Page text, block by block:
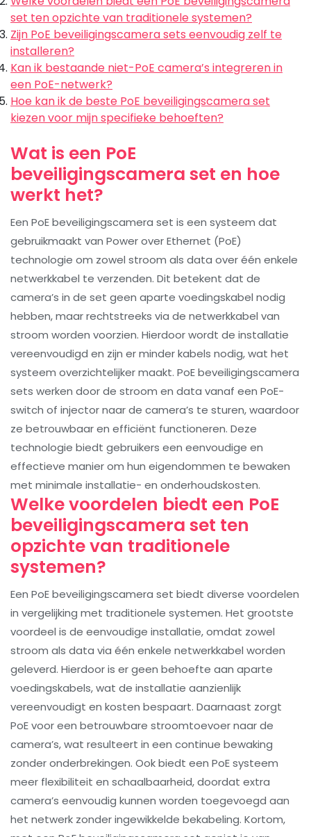
set ten opzichte van traditionele systemen?
Zijn PoE beveiligingscamera sets eenvoudig zelf te
installeren?
Kan ik bestaande niet-PoE camera’s integreren in
een PoE-netwerk?
Hoe kan ik de beste PoE beveiligingscamera set
kiezen voor mijn specifieke behoeften?
Wat is een PoE
beveiligingscamera set en hoe
werkt het?
Een PoE beveiligingscamera set is een systeem dat
gebruikmaakt van Power over Ethernet (PoE)
technologie om zowel stroom als data over één enkele
netwerkkabel te verzenden. Dit betekent dat de
camera’s in de set geen aparte voedingskabel nodig
hebben, maar rechtstreeks via de netwerkkabel van
stroom worden voorzien. Hierdoor wordt de installatie
vereenvoudigd en zijn er minder kabels nodig, wat het
systeem overzichtelijker maakt. PoE beveiligingscamera
sets werken door de stroom en data vanaf een PoE-
switch of injector naar de camera’s te sturen, waardoor
ze betrouwbaar en efficiënt functioneren. Deze
technologie biedt gebruikers een eenvoudige en
effectieve manier om hun eigendommen te bewaken
met minimale installatie- en onderhoudskosten.
Welke voordelen biedt een PoE
beveiligingscamera set ten
opzichte van traditionele
systemen?
Een PoE beveiligingscamera set biedt diverse voordelen
in vergelijking met traditionele systemen. Het grootste
voordeel is de eenvoudige installatie, omdat zowel
stroom als data via één enkele netwerkkabel worden
geleverd. Hierdoor is er geen behoefte aan aparte
voedingskabels, wat de installatie aanzienlijk
vereenvoudigt en kosten bespaart. Daarnaast zorgt
PoE voor een betrouwbare stroomtoevoer naar de
camera’s, wat resulteert in een continue bewaking
zonder onderbrekingen. Ook biedt een PoE systeem
meer flexibiliteit en schaalbaarheid, doordat extra
camera’s eenvoudig kunnen worden toegevoegd aan
het netwerk zonder ingewikkelde bekabeling. Kortom,